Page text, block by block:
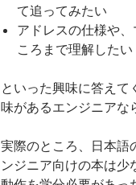
て追ってみたい
アドレスの仕様や
ころまで理解したい
といった興味に答え
味があるエンジニアな
実際のところ、日本語
ンジニア向けの本は